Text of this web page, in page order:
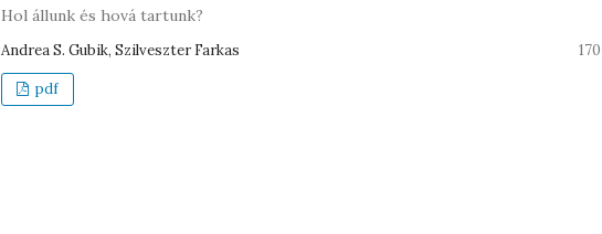
Hol állunk és hová tartunk?
Andrea S. Gubik, Szilveszter Farkas
pdf